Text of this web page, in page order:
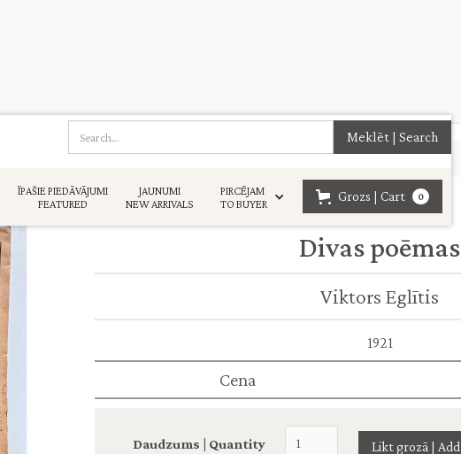
ĪPAŠIE PIEDĀVĀJUMI
FEATURED
JAUNUMI
NEW ARRIVALS
PIRCĒJAM
TO BUYER
Grozs | Cart 0
Divas poēmas
Viktors Eglītis
1921
Cena
Daudzums | Quantity